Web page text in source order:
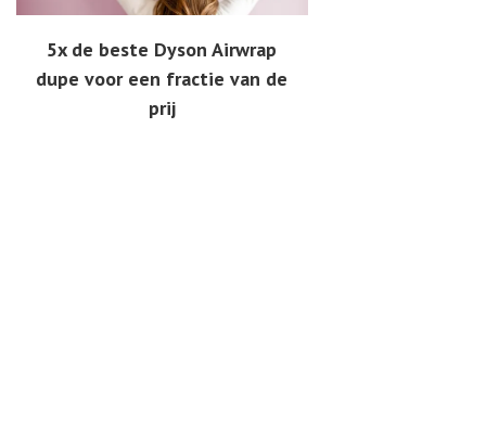
5x de beste Dyson Airwrap
dupe voor een fractie van de
prij